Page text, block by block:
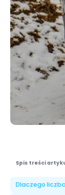
Spis treści
Dlaczego